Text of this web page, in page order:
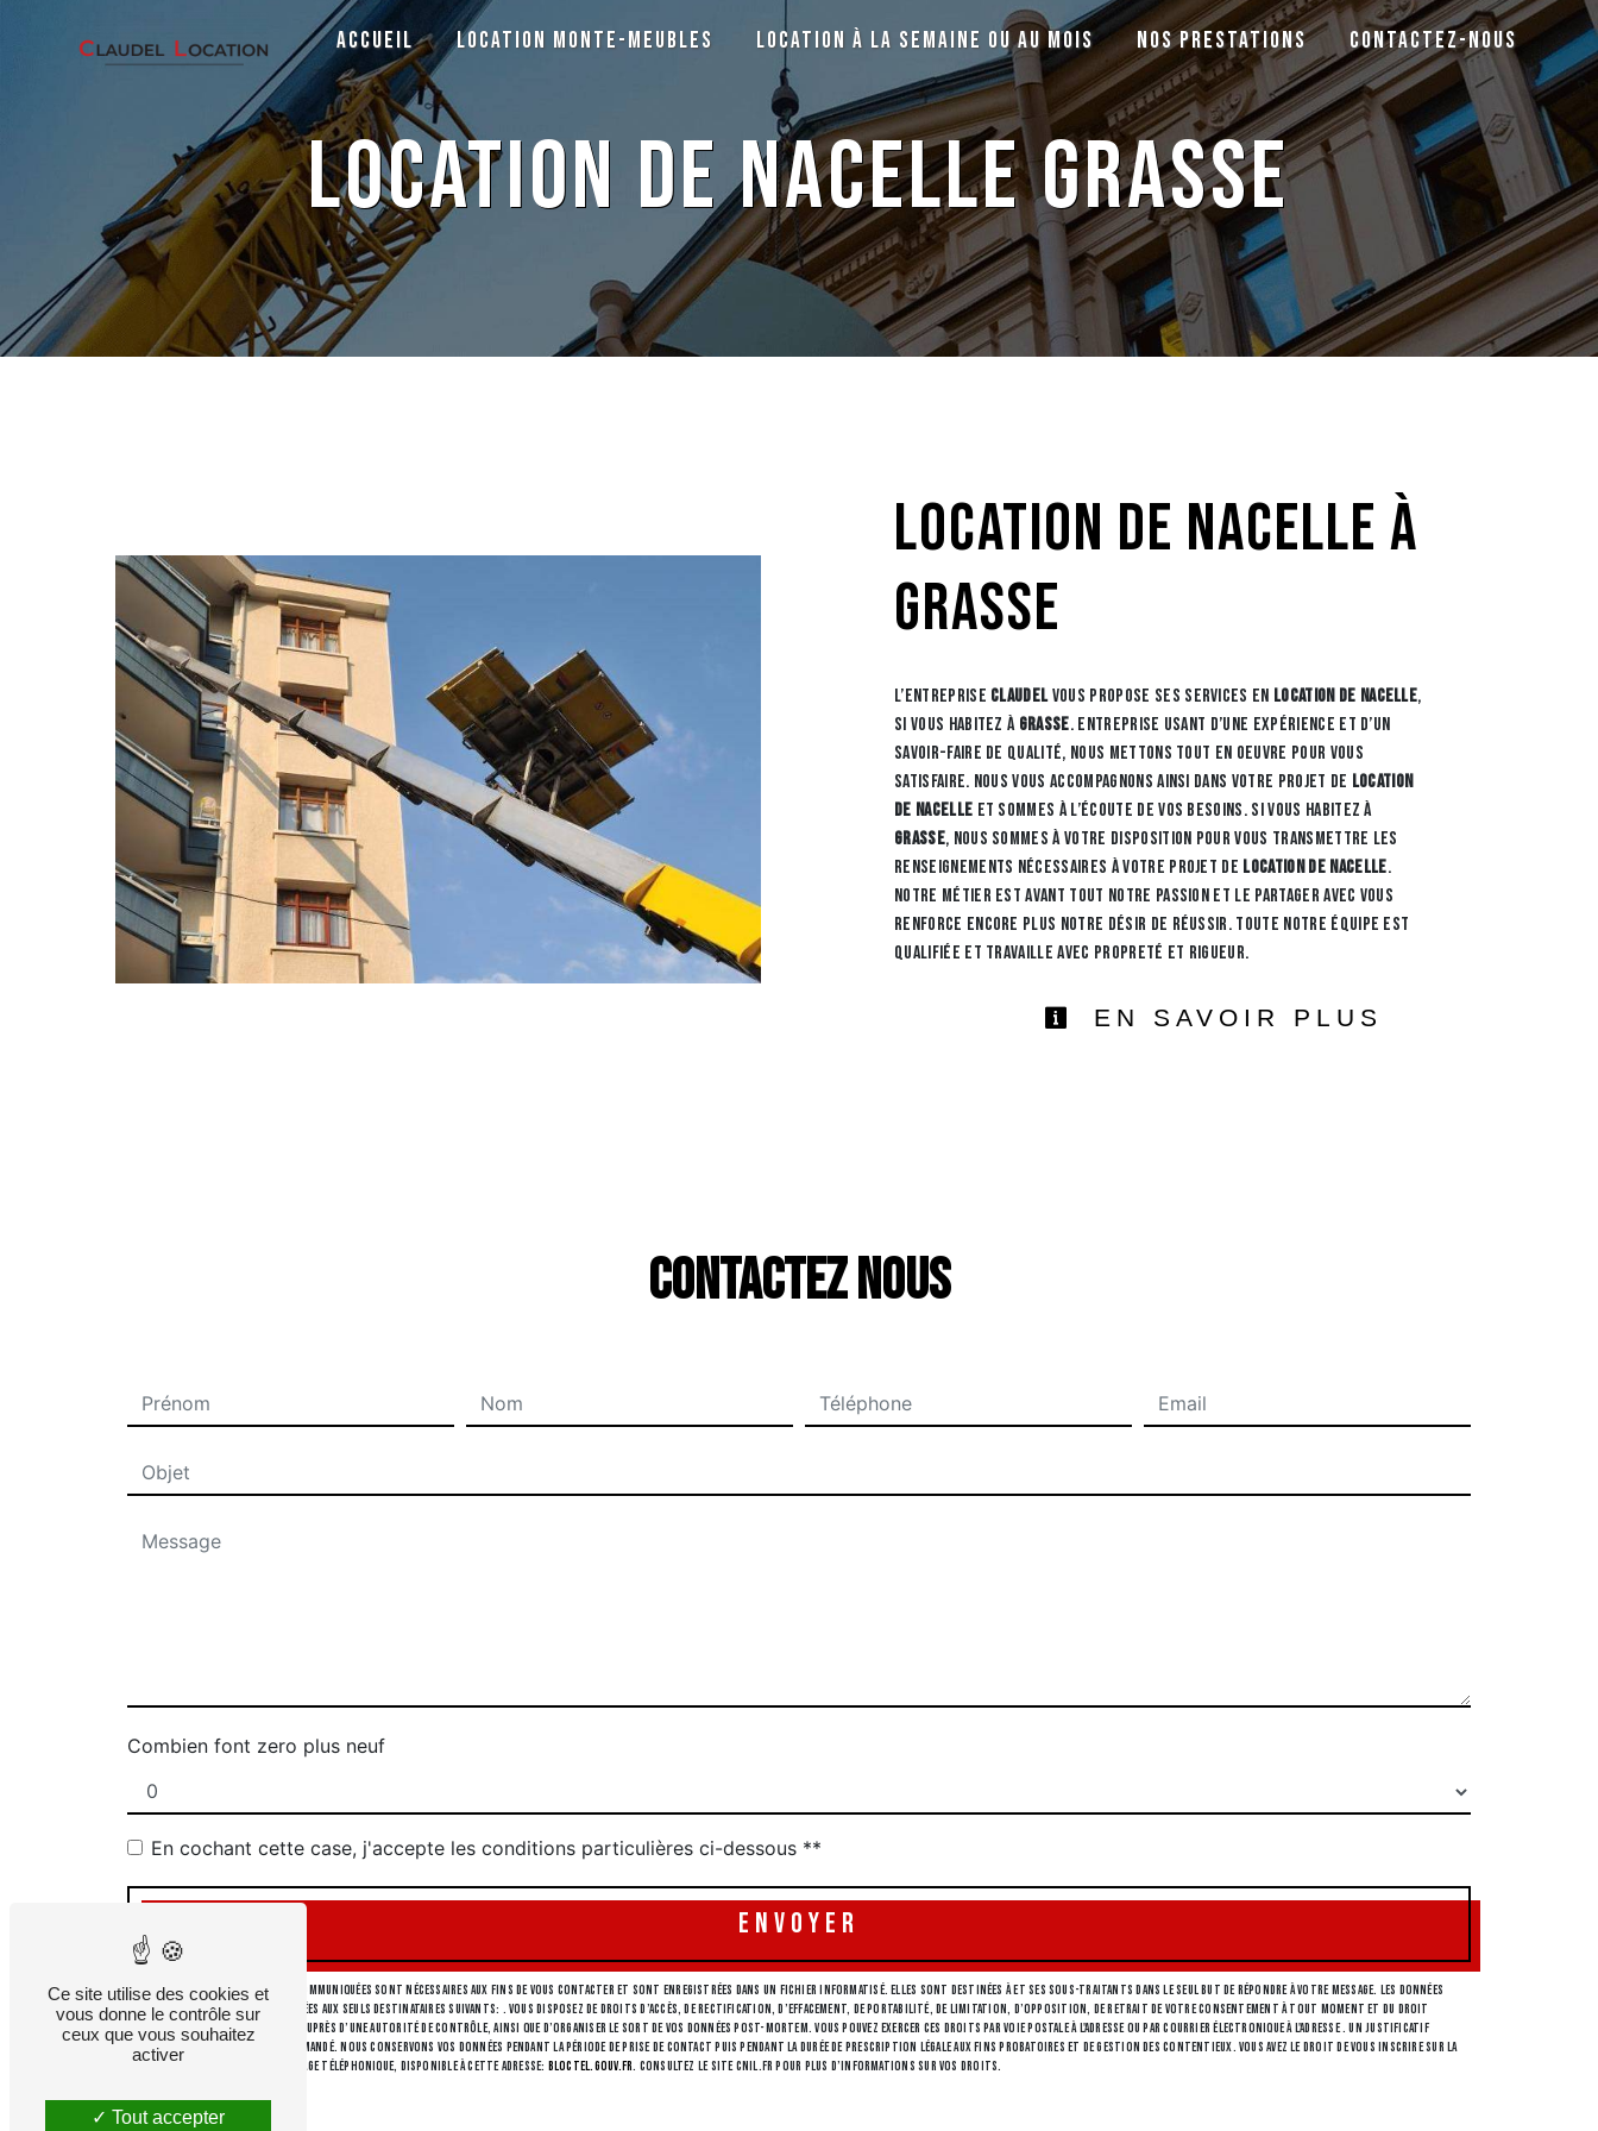
Accueil Location monte-meubles Location à la semaine ou au mois Nos prestations Contactez-nous
location de nacelle Grasse
location de nacelle à
Grasse
L’entreprise CLAUDELvous propose ses services en location de nacelle,
si vous habitez à Grasse. Entreprise usant d’une expérience et d’un
savoir-faire de qualité, nous mettons tout en oeuvre pour vous
satisfaire. Nous vous accompagnons ainsi dans votre projet de location
de nacelle et sommes à l’écoute de vos besoins. Si vous habitez à
Grasse, nous sommes à votre disposition pour vous transmettre les
renseignements nécessaires à votre projet de location de nacelle.
Notre métier est avant tout notre passion et le partager avec vous
renforce encore plus notre désir de réussir. Toute notre équipe est
qualifiée et travaille avec propreté et rigueur.
EN SAVOIR PLUS
Contactez nous
Combien font zero plus neuf
En cochant cette case, j'accepte les conditions particulières ci-dessous **
ENVOYER
** Les données personnelles communiquées sont nécessaires aux fins de vous contacter et sont enregistrées dans un fichier informatisé. Elles sont destinées à et ses sous-traitants dans le seul but de répondre à votre message. Les données
collectées seront communiquées aux seuls destinataires suivants: . Vous disposez de droits d’accès, de rectification, d’effacement, de portabilité, de limitation, d’opposition, de retrait de votre consentement à tout moment et du droit
d’introduire une réclamation auprès d’une autorité de contrôle, ainsi que d’organiser le sort de vos données post-mortem. Vous pouvez exercer ces droits par voie postale à l'adresse ou par courrier électronique à l'adresse . Un justificatif
d'identité pourra vous être demandé. Nous conservons vos données pendant la période de prise de contact puis pendant la durée de prescription légale aux fins probatoires et de gestion des contentieux. Vous avez le droit de vous inscrire sur la
liste d'opposition au démarchage téléphonique, disponible à cette adresse: Bloctel.gouv.fr. Consultez le site cnil.fr pour plus d’informations sur vos droits.
Ce site utilise des cookies et
vous donne le contrôle sur
ceux que vous souhaitez
activer
Tout accepter